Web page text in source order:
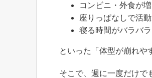
コンビニ・外食が
座りっぱなしで活
寝る時間がバラバ
といった「体型が崩れや
そこで、週に一度だけで